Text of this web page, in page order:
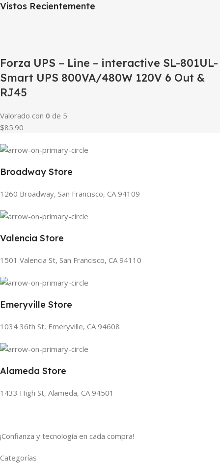
Vistos Recientemente
Forza UPS – Line – interactive SL-801UL-
Smart UPS 800VA/480W 120V 6 Out &
RJ45
Valorado con 0 de 5
$85.90
Broadway Store
1260 Broadway, San Francisco, CA 94109
Valencia Store
1501 Valencia St, San Francisco, CA 94110
Emeryville Store
1034 36th St, Emeryville, CA 94608
Alameda Store
1433 High St, Alameda, CA 94501
¡Confianza y tecnología en cada compra!
Categorías